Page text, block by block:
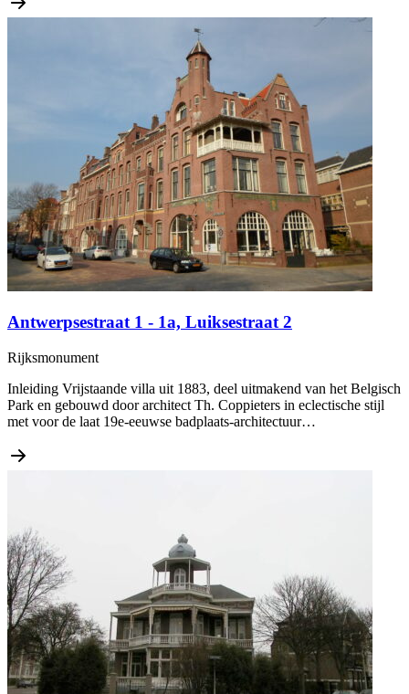
Antwerpsestraat 1 - 1a, Luiksestraat 2
Rijksmonument
Inleiding Vrijstaande villa uit 1883, deel uitmakend van het Belgisch
Park en gebouwd door architect Th. Coppieters in eclectische stijl
met voor de laat 19e-eeuwse badplaats-architectuur…